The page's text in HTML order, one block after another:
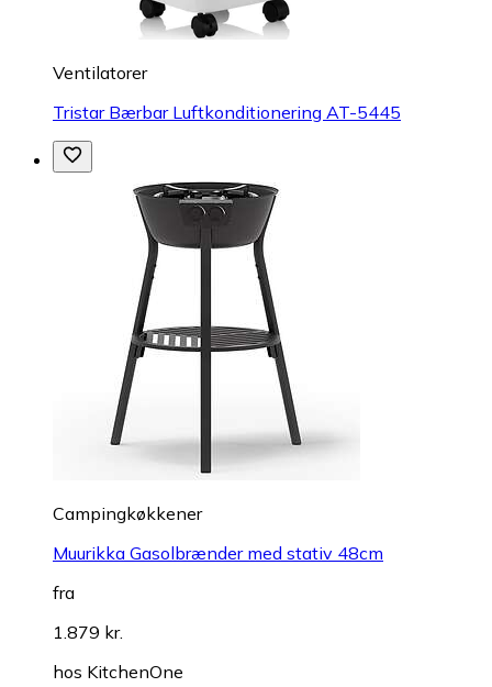
Ventilatorer
Tristar Bærbar Luftkonditionering AT-5445
Campingkøkkener
Muurikka Gasolbrænder med stativ 48cm
fra
1.879 kr.
hos KitchenOne